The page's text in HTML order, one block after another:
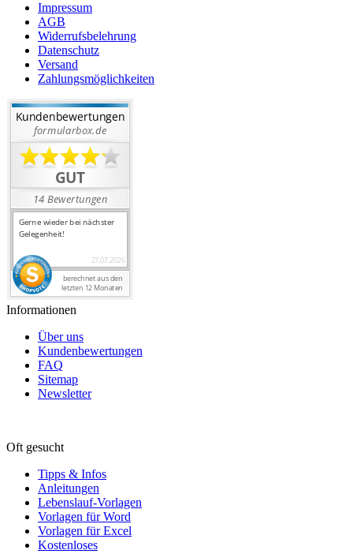
Impressum
AGB
Widerrufsbelehrung
Datenschutz
Versand
Zahlungsmöglichkeiten
Informationen
Über uns
Kundenbewertungen
FAQ
Sitemap
Newsletter
Oft gesucht
Tipps & Infos
Anleitungen
Lebenslauf-Vorlagen
Vorlagen für Word
Vorlagen für Excel
Kostenloses